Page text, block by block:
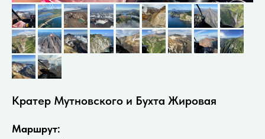
Кратер Мутновского и Бухта Жировая
Маршрут: